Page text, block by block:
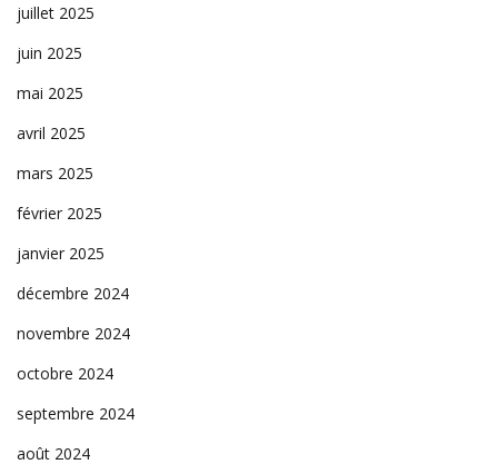
juillet 2025
juin 2025
mai 2025
avril 2025
mars 2025
février 2025
janvier 2025
décembre 2024
novembre 2024
octobre 2024
septembre 2024
août 2024